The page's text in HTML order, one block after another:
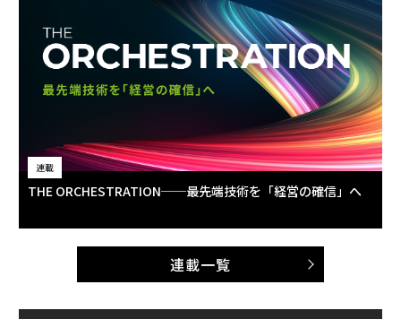
連載
THE ORCHESTRATION──最先端技術を「経営の確信」へ
連載一覧